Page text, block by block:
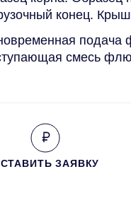
конец.
подача
смесь
ЗАЯВКУ